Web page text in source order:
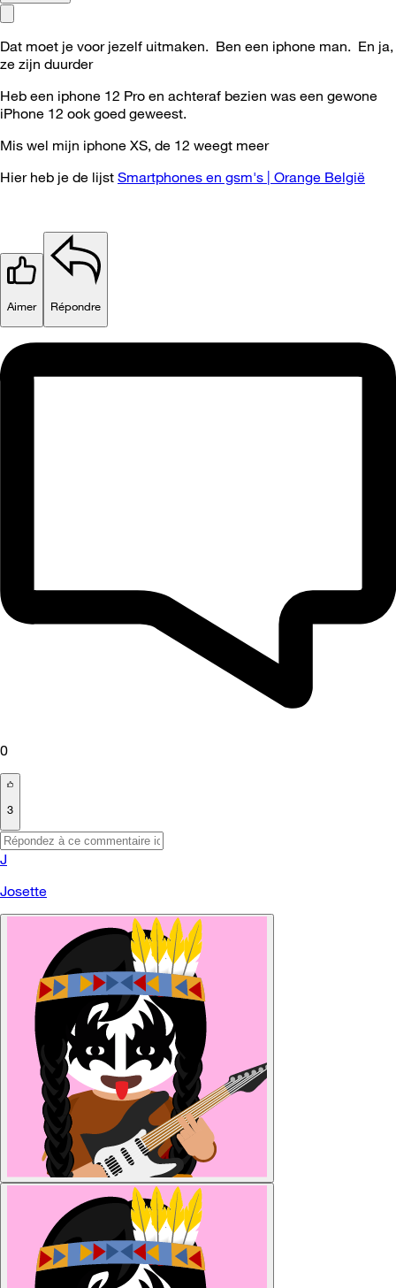
Dat moet je voor jezelf uitmaken. Ben een iphone man. En ja,
ze zijn duurder
Heb een iphone 12 Pro en achteraf bezien was een gewone
iPhone 12 ook goed geweest.
Mis wel mijn iphone XS, de 12 weegt meer
Hier heb je de lijst Smartphones en gsm's | Orange België
Aimer Répondre
0
3
J
Josette